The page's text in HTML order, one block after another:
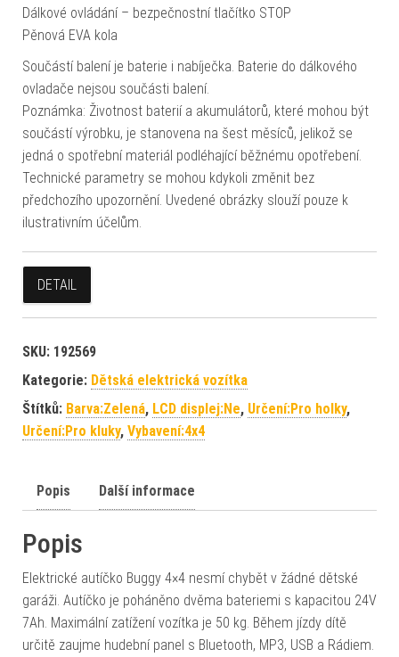
Dálkové ovládání – bezpečnostní tlačítko STOP
Pěnová EVA kola
Součástí balení je baterie i nabíječka. Baterie do dálkového
ovladače nejsou součásti balení.
Poznámka: Životnost baterií a akumulátorů, které mohou být
součástí výrobku, je stanovena na šest měsíců, jelikož se
jedná o spotřební materiál podléhající běžnému opotřebení.
Technické parametry se mohou kdykoli změnit bez
předchozího upozornění. Uvedené obrázky slouží pouze k
ilustrativním účelům.
DETAIL
SKU: 192569
Kategorie: Dětská elektrická vozítka
Štítků: Barva:Zelená, LCD displej:Ne, Určení:Pro holky,
Určení:Pro kluky, Vybavení:4x4
Popis Další informace
Popis
Elektrické autíčko Buggy 4×4 nesmí chybět v žádné dětské
garáži. Autíčko je poháněno dvěma bateriemi s kapacitou 24V
7Ah. Maximální zatížení vozítka je 50 kg. Během jízdy dítě
určitě zaujme hudební panel s Bluetooth, MP3, USB a Rádiem.